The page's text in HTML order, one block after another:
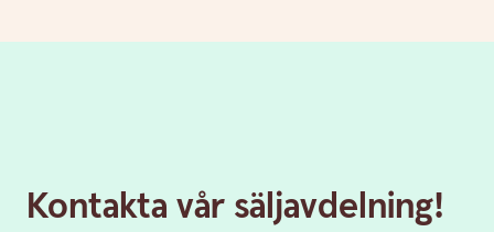
Kontakta vår säljavdelning!